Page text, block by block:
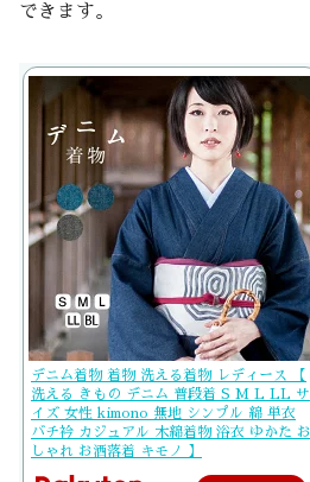
できます。
デニム着物 着物 洗える着物 レディース 【
洗える きもの デニム 普段着 S M L LL サ
イズ 女性 kimono 無地 シンプル 綿 単衣
バチ衿 カジュアル 木綿着物 浴衣 ゆかた お
しゃれ お洒落着 キモノ 】